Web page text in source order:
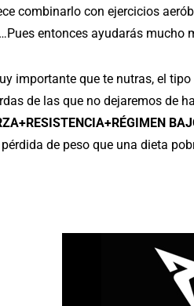
combinarlo con ejercicios
entonces ayudarás mucho
importante que te nutras, el
de las que no dejaremos de
de peso que una dieta